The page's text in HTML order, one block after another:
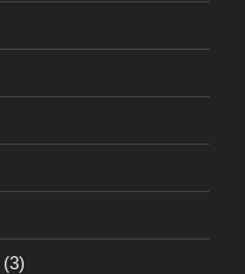
(3)